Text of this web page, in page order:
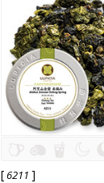
[6211 ]